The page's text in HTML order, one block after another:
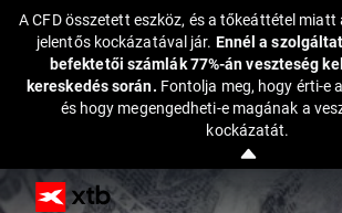
A CFD összetett eszköz, és a tőkeáttétel miatt
jelentős kockázatával jár. Ennél a
befektetői számlák 77%-án veszteség
kereskedés során. Fontolja meg, hogy érti-e
és hogy megengedheti-e magának a
kockázatát.